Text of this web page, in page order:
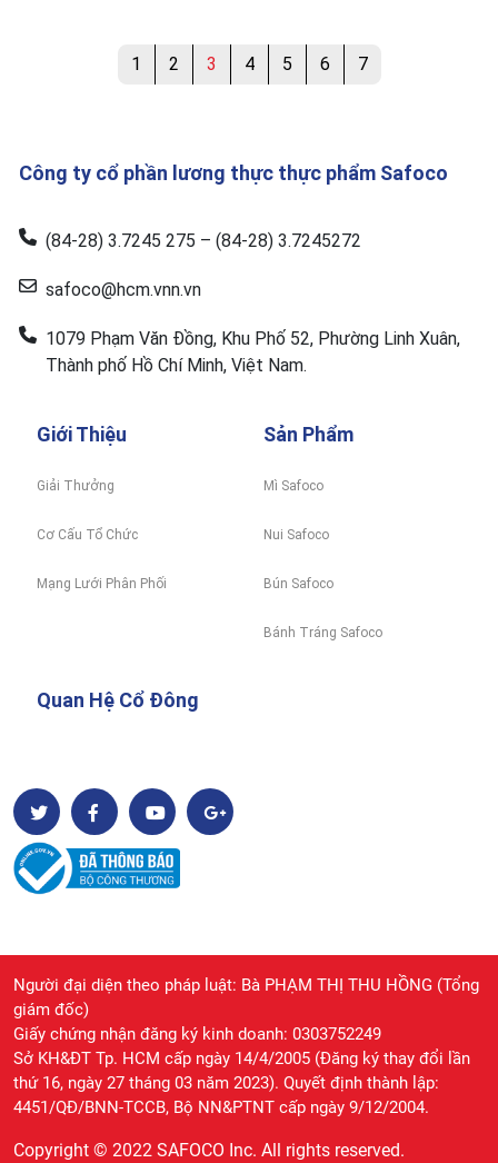
1 2 3 4 5 6 7
Công ty cổ phần lương thực thực phẩm Safoco
(84-28) 3.7245 275 – (84-28) 3.7245272
safoco@hcm.vnn.vn
1079 Phạm Văn Đồng, Khu Phố 52, Phường Linh Xuân,
Thành phố Hồ Chí Minh, Việt Nam.
Giới Thiệu
Giải Thưởng
Cơ Cấu Tổ Chức
Mạng Lưới Phân Phối
Sản Phẩm
Mì Safoco
Nui Safoco
Bún Safoco
Bánh Tráng Safoco
Quan Hệ Cổ Đông
Copyright © 2022 SAFOCO Inc. All rights reserved.
Người đại diện theo pháp luật: Bà PHẠM THỊ THU HỒNG (Tổng
giám đốc)
Giấy chứng nhận đăng ký kinh doanh: 0303752249
Sở KH&ĐT Tp. HCM cấp ngày 14/4/2005 (Đăng ký thay đổi lần
thứ 16, ngày 27 tháng 03 năm 2023). Quyết định thành lập:
4451/QĐ/BNN-TCCB, Bộ NN&PTNT cấp ngày 9/12/2004.